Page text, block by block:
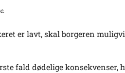
er lavt, skal borgeren
fald dødelige konsekvenser,